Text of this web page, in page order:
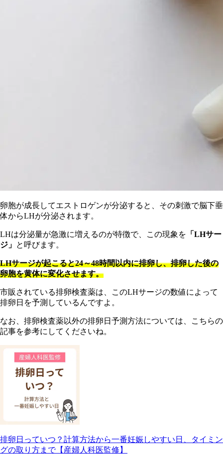
卵胞が成長してエストロゲンが分泌すると、その刺激で脳下垂
体からLHが分泌されます。
LHは分泌量が急激に増えるのが特徴で、この現象を 「LHサー
ジ」 と呼びます。
LHサージが起こると24～48時間以内に排卵し、排卵した後の
卵胞を黄体に変化させます。
市販されている排卵検査薬は、このLHサージの数値によって
排卵日を予測しているんですよ。
なお、排卵検査薬以外の排卵日予測方法については、こちらの
記事を参考にしてくださいね。
排卵日っていつ？計算方法から一番妊娠しやすい日、タイミン
グの取り方まで【産婦人科医監修】